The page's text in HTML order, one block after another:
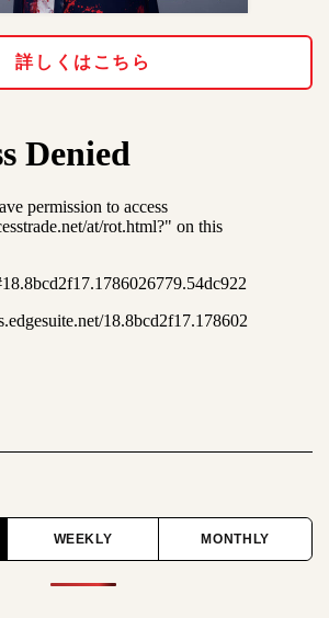
詳しくはこちら
WEEKLY MONTHLY